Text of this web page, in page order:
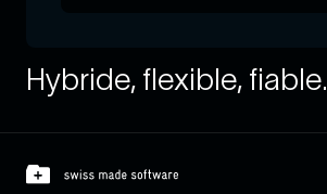
Hybride, flexible, fiable.